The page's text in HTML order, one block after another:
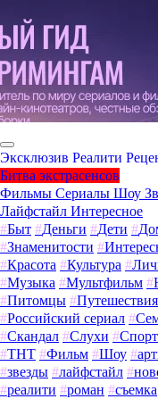
Эксклюзив Реалити
Битва экстрасенсов
Фильмы Сериалы Шоу
Лайфстайл Интересное
#Быт #Деньги #Дети #
#Знаменитости #
#Красота #Культура #
#Музыка #Мультфильм #
#Питомцы #Путешествия
#Российский сериал #
#Скандал #Слухи #Спорт
#ТНТ #Фильм #Шоу #
#звезды #лайфстайл #
#реалити #роман #съемка